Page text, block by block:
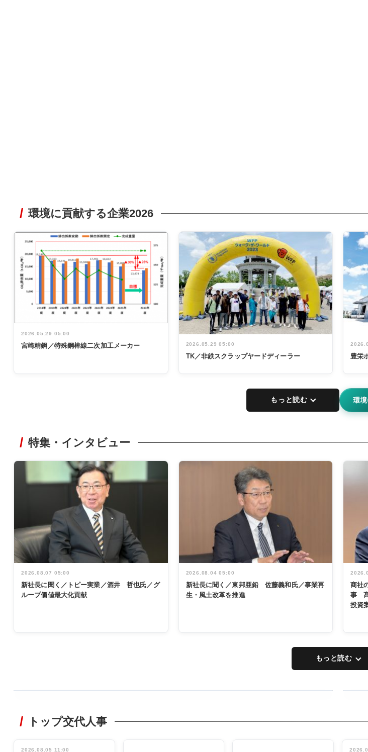
環境に貢献する企業2026
2026.05.29 05:00
宮崎精鋼／特殊鋼棒線二次加工メーカー 2026.05.29 05:00
TK／非鉄スクラップヤードディーラー 豊栄
もっと読む 環
特集・インタビュー
2026.08.07 05:00
新社長に聞く／トピー実業／酒井 哲也氏／グ
ループ価値最大化貢献
2026.08.04 05:00
新社長に聞く／東邦亜鉛 佐藤義和氏／事業再
生・風土改革を推進
商社
事 髙
投資
もっと読む
非鉄業界で
管理職編
念祝
トップ交代人事
2026.08.05 11:00